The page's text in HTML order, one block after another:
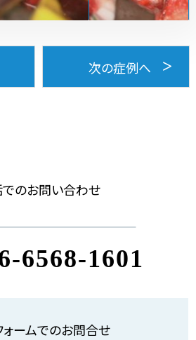
次の症例へ
のお問い合わせ
6568-1601
ームでのお問合せ